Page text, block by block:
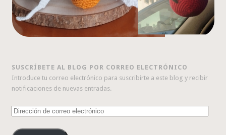
SUSCRÍBETE AL BLOG POR CORREO ELECTRÓNICO
Introduce tu correo electrónico para suscribirte a este blog y recibir
notificaciones de nuevas entradas.
Dirección
correo